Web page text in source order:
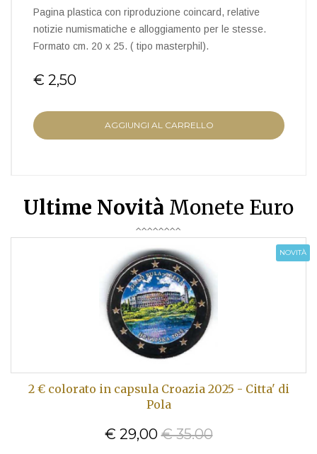
Pagina plastica con riproduzione coincard, relative
notizie numismatiche e alloggiamento per le stesse.
Formato cm. 20 x 25. ( tipo masterphil).
€ 2,50
AGGIUNGI AL CARRELLO
Ultime Novità Monete Euro
NOVITÀ
2 € colorato in capsula Croazia 2025 - Citta' di
Pola
€ 29,00 € 35.00